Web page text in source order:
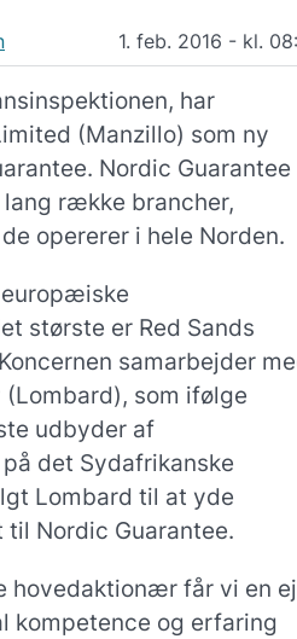
1. feb. 2016 - kl.
har
(Manzillo) som ny
Nordic Guarantee
række brancher,
opererer i hele Norden.
største er Red Sands
samarbejder
som ifølge
udbyder af
det Sydafrikanske
Lombard til at yde
Nordic Guarantee.
hovedaktionær får vi en
kompetence og erfaring